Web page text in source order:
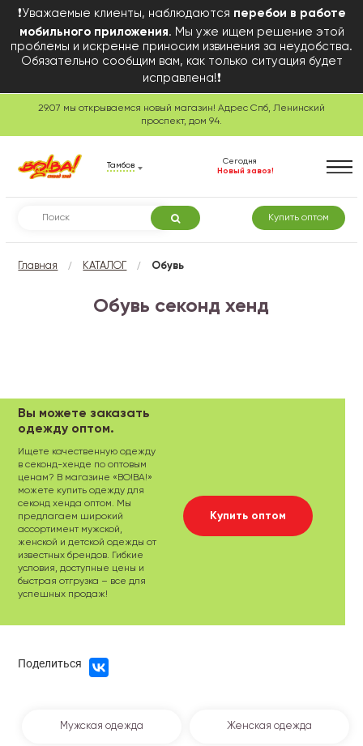
❗Уважаемые клиенты, наблюдаются перебои в работе
мобильного приложения. Мы уже ищем решение этой
проблемы и искренне приносим извинения за неудобства.
Обязательно сообщим вам, как только ситуация будет
исправлена!❗
29.07 мы открываемся новый магазин! Адрес Спб, Ленинский
проспект, дом 94.
Тамбов
Сегодня
Новый завоз!
Купить оптом
Главная / КАТАЛОГ / Обувь
Обувь секонд хенд
Вы можете заказать
одежду оптом.
Ищете качественную одежду
в секонд-хенде по оптовым
ценам? В магазине «ВО!ВА!»
можете купить одежду для
секонд хенда оптом. Мы
предлагаем широкий
ассортимент мужской,
женской и детской одежды от
известных брендов. Гибкие
условия, доступные цены и
быстрая отгрузка – все для
успешных продаж!
Купить оптом
Поделиться
Мужская одежда Женская одежда